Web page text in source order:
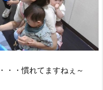
・・慣れてますねぇ～